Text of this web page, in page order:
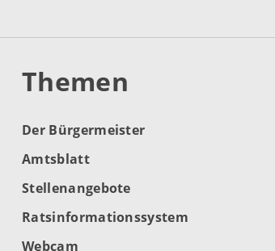
Themen
Der Bürgermeister
Amtsblatt
Stellenangebote
Ratsinformationssystem
Webcam